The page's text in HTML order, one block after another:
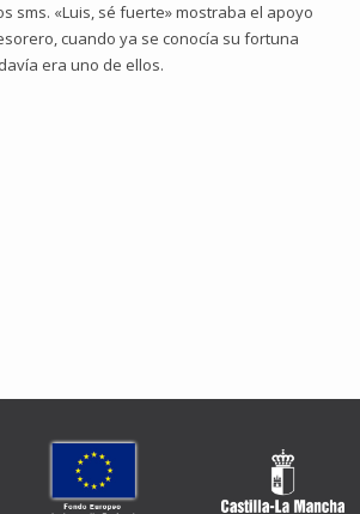
sms. «Luis, sé fuerte» mostraba el apoyo
cuando ya se conocía su fortuna
era uno de ellos.